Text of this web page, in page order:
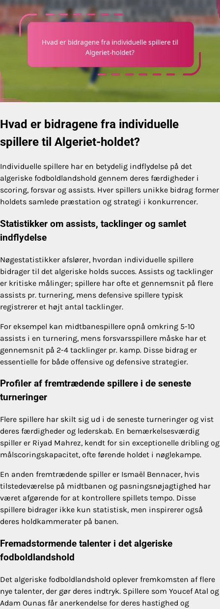
Hvad er bidragene fra individuelle
spillere til Algeriet-holdet?
Individuelle spillere har en betydelig indflydelse på det
algeriske fodboldlandshold gennem deres færdigheder i
scoring, forsvar og assists. Hver spillers unikke bidrag former
holdets samlede præstation og strategi i konkurrencer.
Statistikker om assists, tacklinger og samlet
indflydelse
Nøgestatistikker afslører, hvordan individuelle spillere
bidrager til det algeriske holds succes. Assists og tacklinger
er kritiske målinger; spillere har ofte et gennemsnit på flere
assists pr. turnering, mens defensive spillere typisk
registrerer et højt antal tacklinger.
For eksempel kan midtbanespillere opnå omkring 5-10
assists i en turnering, mens forsvarsspillere måske har et
gennemsnit på 2-4 tacklinger pr. kamp. Disse bidrag er
essentielle for både offensive og defensive strategier.
Profiler af fremtrædende spillere i de seneste
turneringer
Flere spillere har skilt sig ud i de seneste turneringer og vist
deres færdigheder og lederskab. En bemærkelsesværdig
spiller er Riyad Mahrez, kendt for sin exceptionelle dribling og
målscoringskapacitet, ofte førende holdet i nøglekampe.
En anden fremtrædende spiller er Ismaël Bennacer, hvis
tilstedeværelse på midtbanen og pasningsnøjagtighed har
været afgørende for at kontrollere spillets tempo. Disse
spillere bidrager ikke kun statistisk, men inspirerer også
deres holdkammerater på banen.
Fremadstormende talenter i det algeriske
fodboldlandshold
Det algeriske fodboldlandshold oplever fremkomsten af flere
nye talenter, der gør deres indtryk. Spillere som Youcef Atal og
Adam Ounas får anerkendelse for deres hastighed og